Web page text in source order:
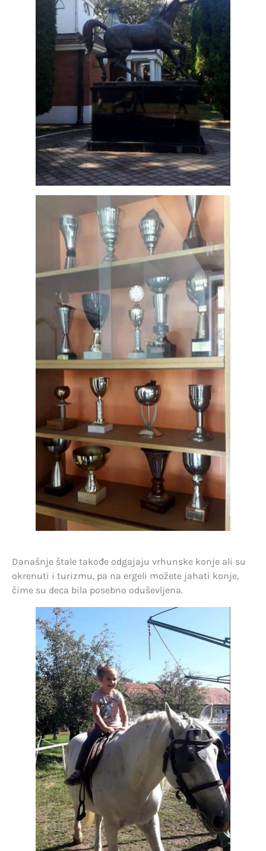
Današnje štale takođe odgajaju vrhunske konje ali su
okrenuti i turizmu, pa na ergeli možete jahati konje,
čime su deca bila posebno oduševljena.